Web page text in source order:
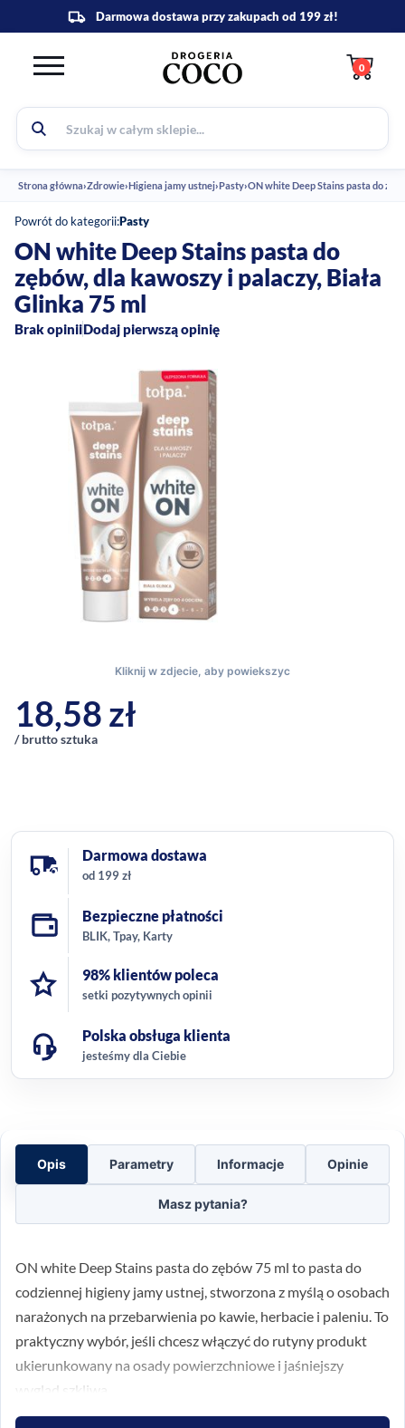
0
Strona główna›Zdrowie›Higiena jamy ustnej›Pasty›ON white Deep Stains pasta do
Powrót do kategorii:Pasty
ON white Deep Stains pasta do
zębów, dla kawoszy i palaczy, Biała
Glinka 75 ml
Brak opiniiDodaj pierwszą opinię
18,58zł
/ brutto sztuka
Darmowa dostawa
od 199 zł
Bezpieczne płatności
BLIK, Tpay, Karty
98% klientów poleca
setki pozytywnych opinii
Polska obsługa klienta
jesteśmy dla Ciebie
Opis Parametry Informacje Opinie
Masz pytania?
ON white Deep Stains pasta do zębów 75 ml to pasta do
codziennej higieny jamy ustnej, stworzona z myślą o osobach
narażonych na przebarwienia po kawie, herbacie i paleniu. To
praktyczny wybór, jeśli chcesz włączyć do rutyny produkt
ukierunkowany na osady powierzchniowe i jaśniejszy
wygląd szkliwa.